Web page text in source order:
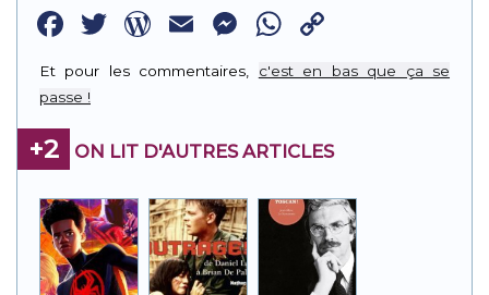
Facebook
Twitter
WordPress
EmailMessenger
WhatsApp
Link
Et pour les commentaires, c'est en bas que ça se
passe !
+2 ON LIT D'AUTRES ARTICLES